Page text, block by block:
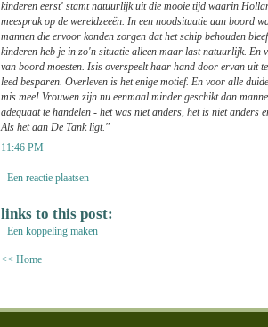
kinderen eerst' stamt natuurlijk uit die mooie tijd waarin
meesprak op de wereldzeeën. In een noodsituatie aan boord
mannen die ervoor konden zorgen dat het schip behouden
kinderen heb je in zo'n situatie alleen maar last natuurlijk. En
van boord moesten. Isis overspeelt haar hand door ervan uit
leed besparen. Overleven is het enige motief. En voor alle
mis mee! Vrouwen zijn nu eenmaal minder geschikt dan
adequaat te handelen - het was niet anders, het is niet anders
Als het aan De Tank ligt."
11:46 PM
Een reactie plaatsen
links to this post:
Een koppeling maken
<< Home